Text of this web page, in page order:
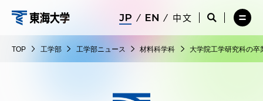
学
中文
サ
検
索
サ
イ
索
を
メ
ー
を
TOP 工学部 工学部ニュース 材料科学科 大学院工学研究科の卒
メ
ニ
を
閉
在学生・保護者向けポータル（TIPS）